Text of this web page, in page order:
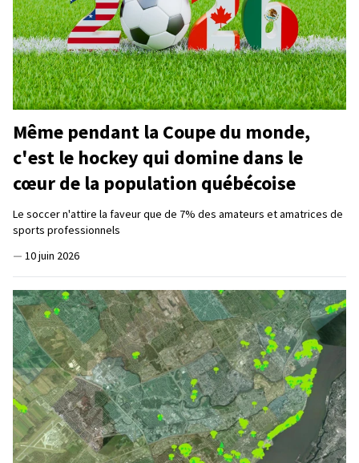
Même pendant la Coupe du monde,
c'est le hockey qui domine dans le
cœur de la population québécoise
Le soccer n'attire la faveur que de 7% des amateurs et amatrices de
sports professionnels
— 10 juin 2026